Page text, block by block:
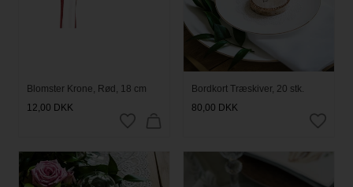
Blomster Krone, Rød, 18 cm
12,00 DKK
Bordkort Træskiver, 20 stk.
80,00 DKK